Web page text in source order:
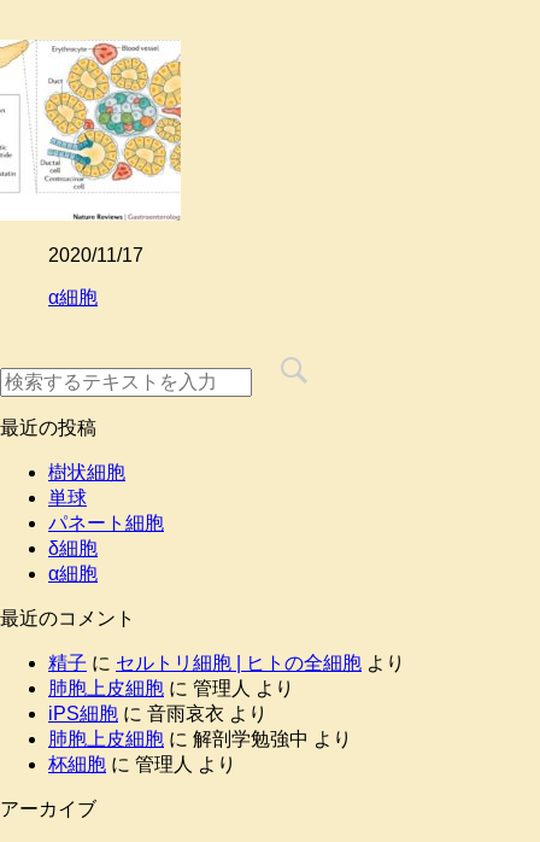
2020/11/17
α細胞
最近の投稿
樹状細胞
単球
パネート細胞
δ細胞
α細胞
最近のコメント
精子 に セルトリ細胞 | ヒトの全細胞 より
肺胞上皮細胞 に 管理人 より
iPS細胞 に 音雨哀衣 より
肺胞上皮細胞 に 解剖学勉強中 より
杯細胞 に 管理人 より
アーカイブ